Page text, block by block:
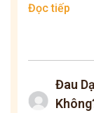
Đọc tiếp
Đau